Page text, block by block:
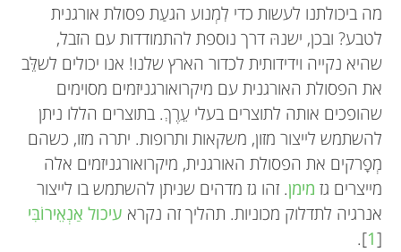
מה ביכולתנו לעשות כדי לִמְנוע הגעַת פסולת אורגנית
לטבע? ובכן, ישנהּ דרך נוספת להתמודדות עם הזבל,
שהיא נקייה וידידותית לכדור הארץ שלנו! אנו יכולים לשלֵּב
את הפסולת האורגנית עם מיקרואורגניזמים מסוימים
שהופכים אותה לתוצרים בעלי עֵרֶךְ. בתוצרים הללו ניתן
להשתמש לייצור מזון, משקאות ותרופות. יתרה מזו, כשהם
מְפָרקים את הפסולת האורגנית, מיקרואורגניזמים אלה
מייצרים גז מימן. זהו גז מדהים שניתן להשתמש בו לייצור
אנרגיה לתדלוק מכוניות. תהליך זה נקרא עיכול אַנְאֵירוֹבִּי
[
1
].